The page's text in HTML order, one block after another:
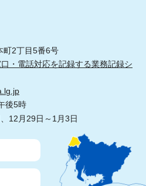
2丁目5番6号
口・電話対応を記録する業務記録シ
後5時
12月29日～1月3日